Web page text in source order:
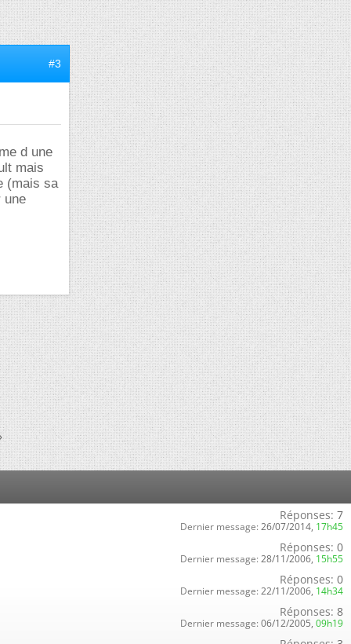
#3
d une
mais
(mais sa
une
Réponses: 7
Dernier message: 26/07/2014, 17h45
Réponses: 0
Dernier message: 28/11/2006, 15h55
Réponses: 0
Dernier message: 22/11/2006, 14h34
Réponses: 8
Dernier message: 06/12/2005, 09h19